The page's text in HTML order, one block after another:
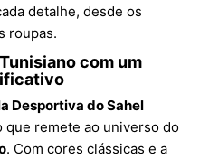
detalhe, desde os
roupas.
com um
Desportiva do Sahel
remete ao universo do
. Com cores clássicas e a